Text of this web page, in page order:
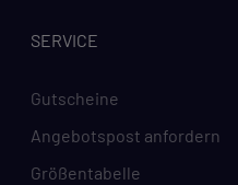
SERVICE
Gutscheine
Angebotspost anfordern
Größentabelle